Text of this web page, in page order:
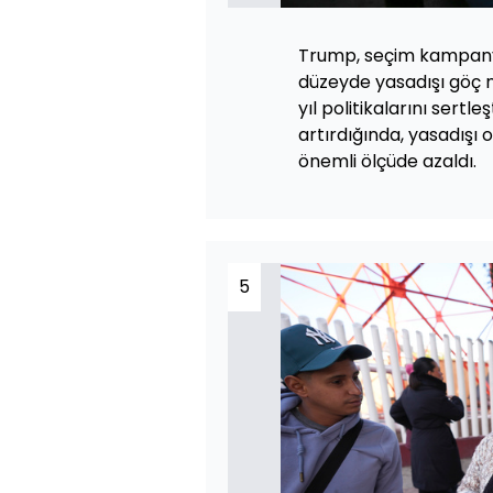
Trump, seçim
düzeyde yasadışı
yıl politikalarını
artırdığında, yasadışı
önemli ölçüde azaldı.
5